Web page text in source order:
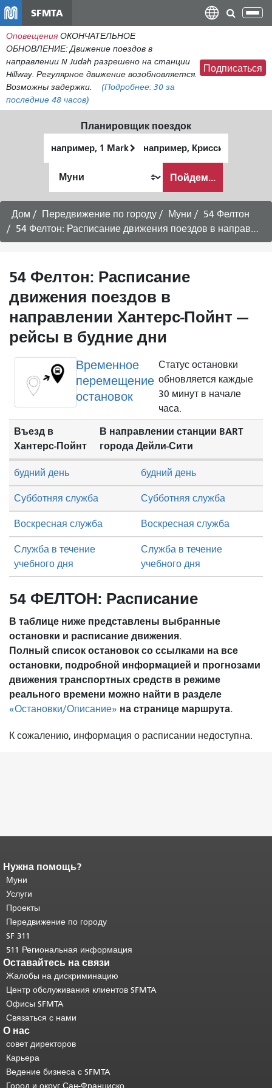
содержанию
SFMTA
Оповещения ОКОНЧАТЕЛЬНОЕ
ОБНОВЛЕНИЕ: Движение поездов в
направлении N Judah разрешено на станции
Hillway. Регулярное движение возобновляется.
Возможны задержки.
(Подробнее: 30 за
последние 48 часов)
Подписаться
Планировщик поездок
местоположение
окончания
хочу
путешествовать
Пойдем...
Дом Передвижение по городу Муни
54 Фелтон
54 Фелтон: Расписание движения поездов в направлении Хантерс-Пойнт — рейсы в будние дни
54 Фелтон: Расписание
движения поездов в
направлении Хантерс-Пойнт —
рейсы в будние дни
Временное
перемещение
остановок
Статус остановки
обновляется каждые
30 минут в начале
часа.
Въезд в
Хантерс-Пойнт
В направлении станции BART
города Дейли-Сити
Субботняя служба Субботняя служба
Воскресная служба Воскресная служба
будний день будний день
Служба в течение
учебного дня
Служба в течение
учебного дня
54 ФЕЛТОН: Расписание
В таблице ниже представлены выбранные
остановки и расписание движения.
Полный список остановок со ссылками на все
остановки, подробной информацией и прогнозами
движения транспортных средств в режиме
реального времени можно найти в разделе
«Остановки/Описание» на странице маршрута.
К сожалению, информация о расписании недоступна.
Конец содержимого
страницы.
страницы повторяется на каждой
странице.
основного содержимого .
Нужна помощь?
Муни
Услуги
Проекты
Передвижение по городу
SF 311
511 Региональная информация
Оставайтесь на связи
Жалобы на дискриминацию
Центр обслуживания клиентов SFMTA
Офисы SFMTA
Связаться с нами
О нас
совет директоров
Карьера
Ведение бизнеса с SFMTA
Город и округ Сан-Франциско